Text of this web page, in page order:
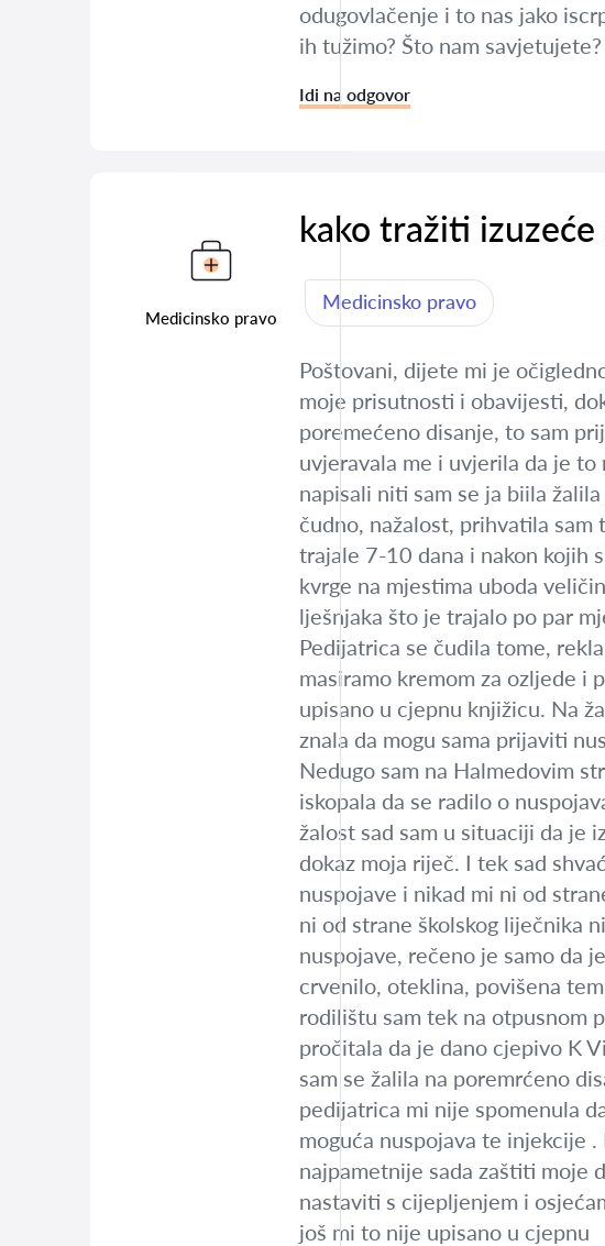
odugovlačenje i to nas jako
ih tužimo? Što nam savjetujete?
Idi na odgovor
Medicinsko pravo
kako tražiti
Medicinsko pravo
Poštovani, dijete mi je
moje prisutnosti i obavijesti,
poremećeno disanje, to sam
uvjeravala me i uvjerila da je
napisali niti sam se ja biila
čudno, nažalost, prihvatila sam
trajale 7-10 dana i nakon kojih
kvrge na mjestima uboda
lješnjaka što je trajalo po par
Pedijatrica se čudila tome,
masiramo kremom za ozljede i
upisano u cjepnu knjižicu. Na
znala da mogu sama prijaviti
Nedugo sam na Halmedovim
iskopala da se radilo o
žalost sad sam u situaciji da je
dokaz moja riječ. I tek sad
nuspojave i nikad mi ni od
ni od strane školskog liječnika
nuspojave, rečeno je samo da
crvenilo, oteklina, povišena
rodilištu sam tek na otpusnom
pročitala da je dano cjepivo K
sam se žalila na poremrćeno
pedijatrica mi nije spomenula
moguća nuspojava te injekcije .
najpametnije sada zaštiti moje
nastaviti s cijepljenjem i
još mi to nije upisano u cjepnu